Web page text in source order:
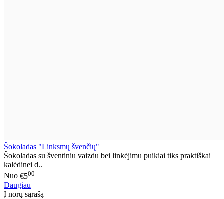
Šokoladas "Linksmų švenčių"
Šokoladas su šventiniu vaizdu bei linkėjimu puikiai tiks praktiškai
kalėdinei d..
Nuo €500
Daugiau
Į norų sąrašą